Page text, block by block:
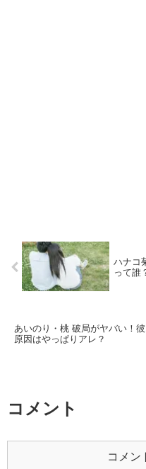
ハナコ
って誰
あいのり・桃 破局がヤバい！
原因はやっぱりアレ？
コメント
コメン